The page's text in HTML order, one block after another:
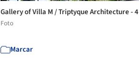
Gallery of Villa M / Triptyque Architecture - 4
Foto
Marcar